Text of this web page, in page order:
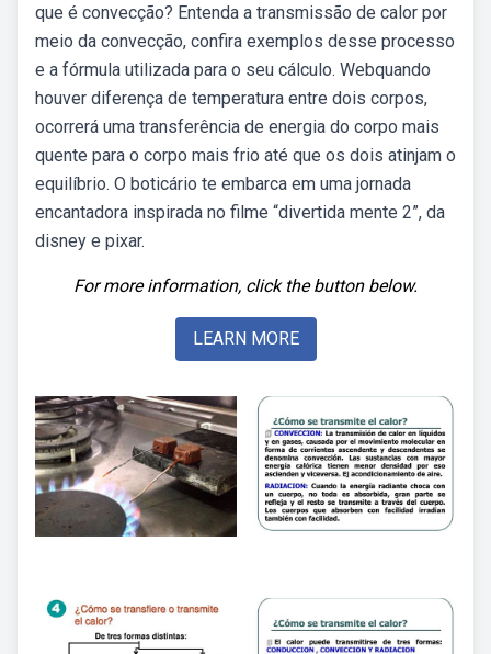
que é convecção? Entenda a transmissão de calor por
meio da convecção, confira exemplos desse processo
e a fórmula utilizada para o seu cálculo. Webquando
houver diferença de temperatura entre dois corpos,
ocorrerá uma transferência de energia do corpo mais
quente para o corpo mais frio até que os dois atinjam o
equilíbrio. O boticário te embarca em uma jornada
encantadora inspirada no filme “divertida mente 2”, da
disney e pixar.
For more information, click the button below.
LEARN MORE